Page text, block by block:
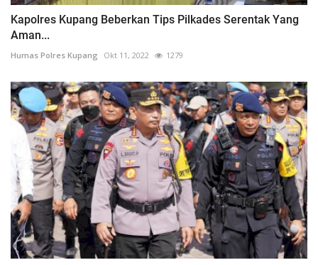
Kapolres Kupang Beberkan Tips Pilkades Serentak Yang
Aman...
Humas Polres Kupang Okt 11, 2022 1279